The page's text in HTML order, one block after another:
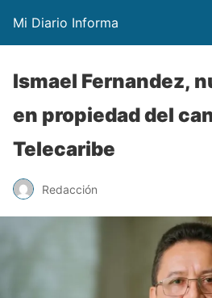
Mi Diario Informa
Ismael Fernandez,
en propiedad del
Telecaribe
Redacción